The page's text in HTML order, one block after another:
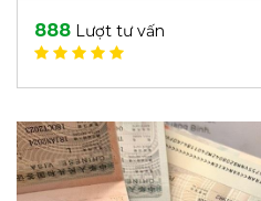
888 Lượt tư vấn